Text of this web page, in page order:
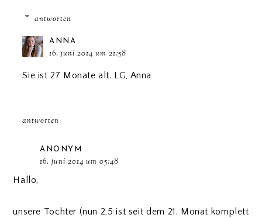
antworten
ANNA
16. juni 2014 um 21:58
Sie ist 27 Monate alt. LG, Anna
antworten
ANONYM
16. juni 2014 um 05:48
Hallo,
unsere Tochter (nun 2,5 ist seit dem 21. Monat komplett